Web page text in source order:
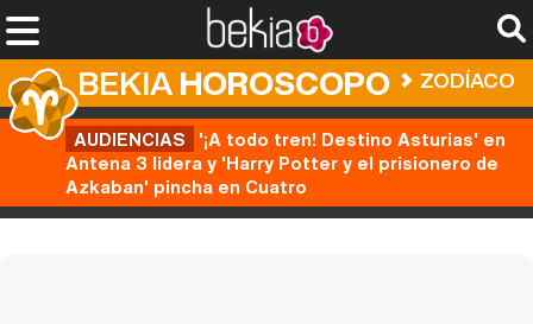
BEKIAHOROSCOPO ZODÍACO
AUDIENCIAS '¡A todo tren! Destino Asturias' en
Antena 3 lidera y 'Harry Potter y el prisionero de
Azkaban' pincha en Cuatro